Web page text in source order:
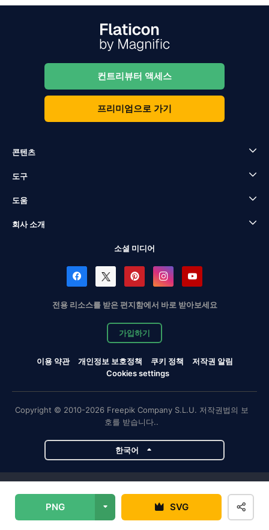
PNG SVG
컨트리뷰터 액세스
프리미엄으로 가기
콘텐츠
도구
도움
회사 소개
소셜 미디어
전용 리소스를 받은 편지함에서 바로 받아보세요
가입하기
이용 약관 개인정보 보호정책 쿠키 정책
저작권 알림
Cookies settings
Copyright © 2010-2026 Freepik Company S.L.U. 저작권법의 보
호를 받습니다..
한국어